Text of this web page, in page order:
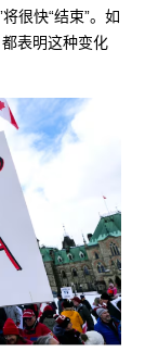
很快“结束”。如
表明这种变化